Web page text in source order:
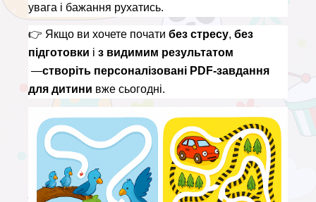
увага і бажання рухатись.
👉 Якщо ви хочете почати без стресу, без
підготовки і з видимим результатом
—створіть персоналізовані PDF-завдання
для дитини вже сьогодні.